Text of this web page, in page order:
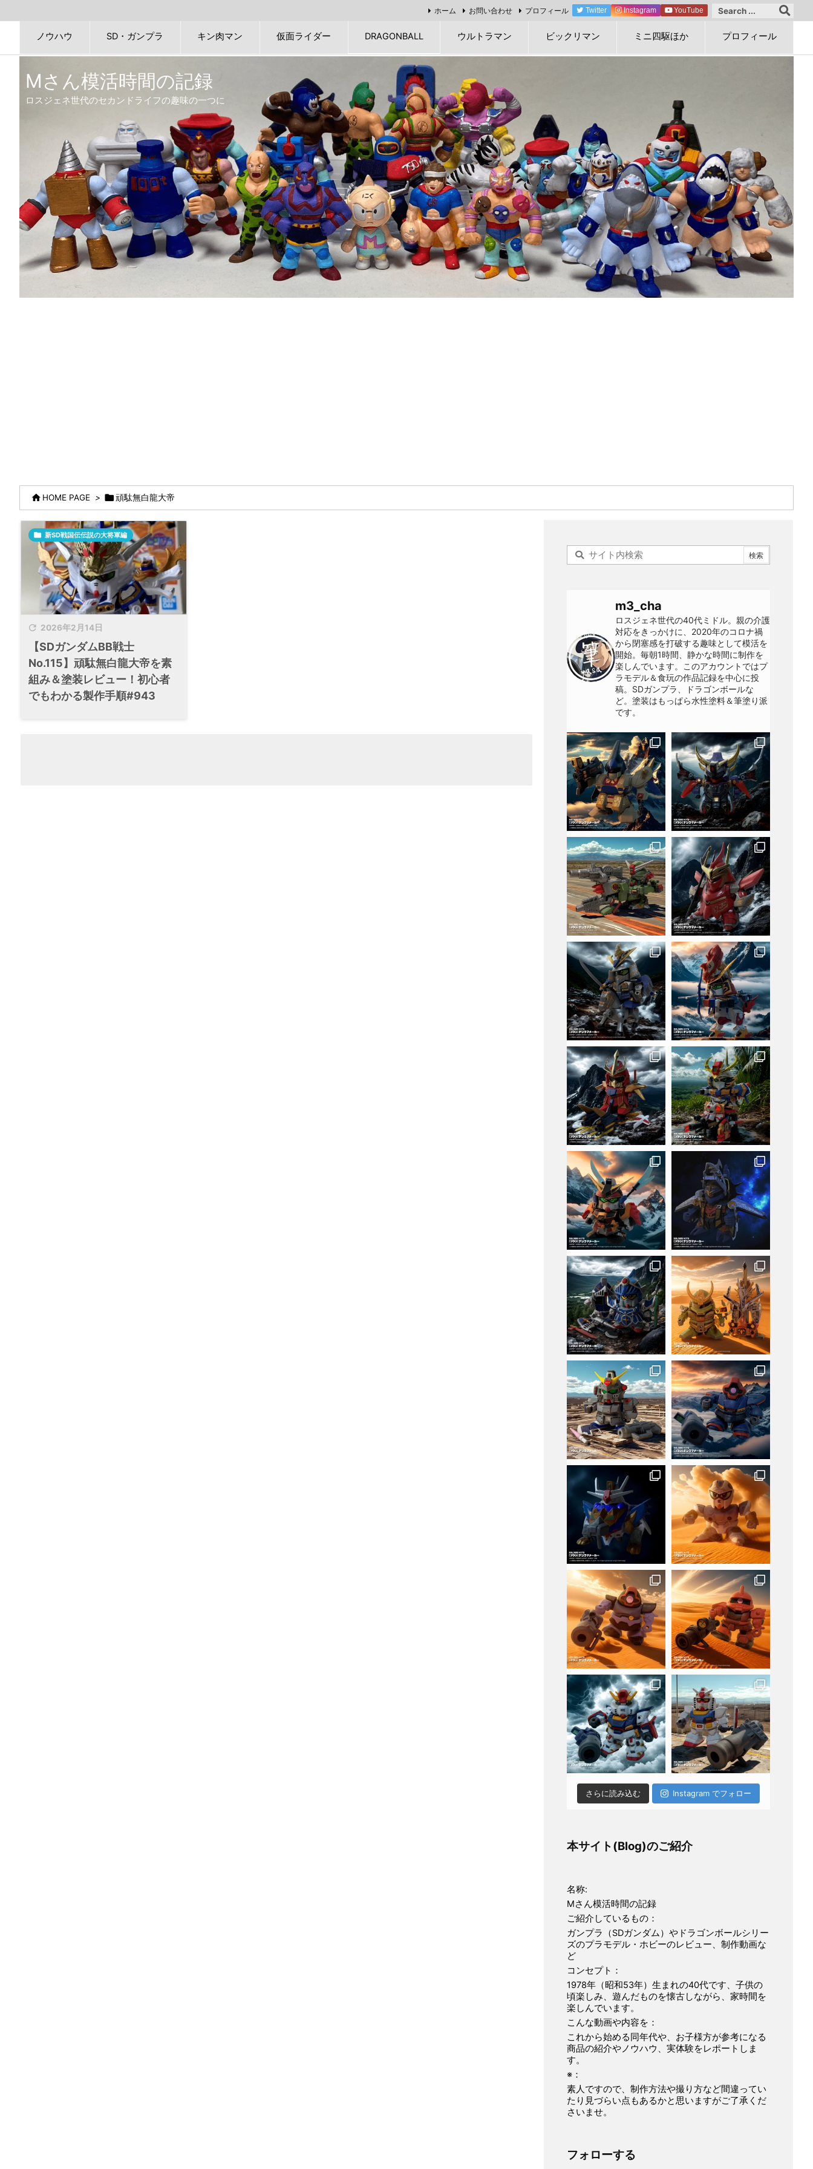
ノウハウ SD・ガンプラ キン肉マン 仮面ライダー DRAGONBALL ウルトラマン ビックリマン ミニ四駆ほか プロフィール
ホーム お問い合わせ プロフィール Twitter Instagram YouTube
Mさん模活時間の記録
ロスジェネ世代のセカンドライフの趣味の一つに
 HOME PAGE > 頑駄無白龍大帝
 2026年2月14日
 新SD戦国伝伝説の大将軍編
【SDガンダムBB戦士
No.115】頑駄無白龍大帝を素
組み＆塗装レビュー！初心者
でもわかる製作手順#943
m3_cha
ロスジェネ世代の40代ミドル。親の介護
対応をきっかけに、2020年のコロナ禍
から閉塞感を打破する趣味として模活を
開始。毎朝1時間、静かな時間に制作を
楽しんでいます。このアカウントではプ
ラモデル＆食玩の作品記録を中心に投
稿。SDガンプラ、ドラゴンボールな
ど。塗装はもっぱら水性塗料＆筆塗り派
です。
さらに読み込む Instagram でフォロー
本サイト(Blog)のご紹介
名称:
Mさん模活時間の記録
ご紹介しているもの：
ガンプラ（SDガンダム）やドラゴンボールシリー
ズのプラモデル・ホビーのレビュー、制作動画な
ど
コンセプト：
1978年（昭和53年）生まれの40代です、子供の
頃楽しみ、遊んだものを懐古しながら、家時間を
楽しんでいます。
こんな動画や内容を：
これから始める同年代や、お子様方が参考になる
商品の紹介やノウハウ、実体験をレポートしま
す。
※：
素人ですので、制作方法や撮り方など間違ってい
たり見づらい点もあるかと思いますがご了承くだ
さいませ。
フォローする